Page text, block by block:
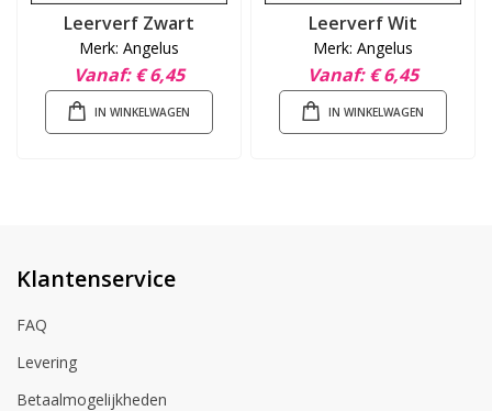
Leerverf Zwart
Merk: Angelus
Vanaf € 6,45
IN WINKELWAGEN
Leerverf Wit
Merk: Angelus
Vanaf € 6,45
IN WINKELWAGEN
Klantenservice
FAQ
Levering
Betaalmogelijkheden